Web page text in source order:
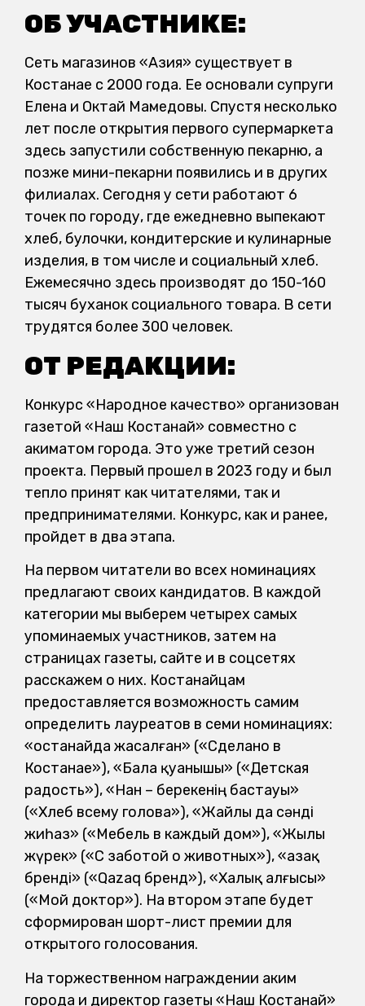
ОБ УЧАСТНИКЕ:
Сеть магазинов «Азия» существует в
Костанае с 2000 года. Ее основали супруги
Елена и Октай Мамедовы. Спустя несколько
лет после открытия первого супермаркета
здесь запустили собственную пекарню, а
позже мини-пекарни появились и в других
филиалах. Сегодня у сети работают 6
точек по городу, где ежедневно выпекают
хлеб, булочки, кондитерские и кулинарные
изделия, в том числе и социальный хлеб.
Ежемесячно здесь производят до 150-160
тысяч буханок социального товара. В сети
трудятся более 300 человек.
ОТ РЕДАКЦИИ:
Конкурс «Народное качество» организован
газетой «Наш Костанай» совместно с
акиматом города. Это уже третий сезон
проекта. Первый прошел в 2023 году и был
тепло принят как читателями, так и
предпринимателями. Конкурс, как и ранее,
пройдет в два этапа.
На первом читатели во всех номинациях
предлагают своих кандидатов. В каждой
категории мы выберем четырех самых
упоминаемых участников, затем на
страницах газеты, сайте и в соцсетях
расскажем о них. Костанайцам
предоставляется возможность самим
определить лауреатов в семи номинациях:
«Қостанайда жасалған» («Сделано в
Костанае»), «Бала қуанышы» («Детская
радость»), «Нан – берекенің бастауы»
(«Хлеб всему голова»), «Жайлы да сәнді
жиһаз» («Мебель в каждый дом»), «Жылы
жүрек» («С заботой о животных»), «Қазақ
бренді» («Qazaq бренд»), «Халық алғысы»
(«Мой доктор»). На втором этапе будет
сформирован шорт-лист премии для
открытого голосования.
На торжественном награждении аким
города и директор газеты «Наш Костанай»